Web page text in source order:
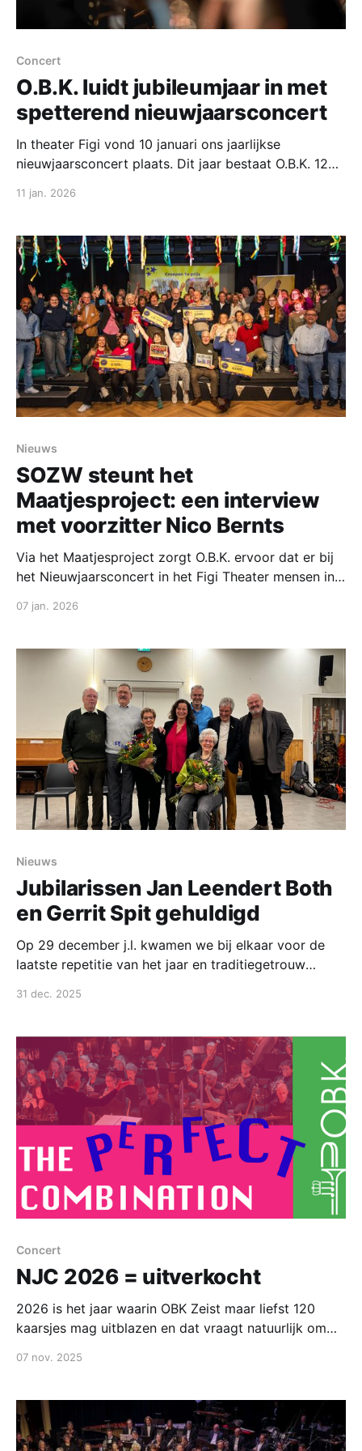
Concert
O.B.K. luidt jubileumjaar in met
spetterend nieuwjaarsconcert
In theater Figi vond 10 januari ons jaarlijkse
nieuwjaarsconcert plaats. Dit jaar bestaat O.B.K. 120
spetterend optreden voor een uitverkochte zaal.
geïnteresseerden was onder de genodigden Joyce
Langenacker, burgemeester van Zeist, aanwezig. Ook
11 jan. 2026
Nieuws
SOZW steunt het
Maatjesproject: een interview
met voorzitter Nico Bernts
Via het Maatjesproject zorgt O.B.K. ervoor dat er bij
het Nieuwjaarsconcert in het Figi Theater mensen in
kunnen veroorloven. Wij geloven dat cultuur
wij ondersteuning bij dit project. In
07 jan. 2026
Nieuws
Jubilarissen Jan Leendert Both
en Gerrit Spit gehuldigd
Op 29 december j.l. kwamen we bij elkaar voor de
laatste repetitie van het jaar en traditiegetrouw
lidmaatschap van onze prachtige muziekvereniging.
Uit handen van
31 dec. 2025
Concert
NJC 2026 = uitverkocht
2026 is het jaar waarin OBK Zeist maar liefst 120
kaarsjes mag uitblazen en dat vraagt natuurlijk om
OBK Zeist is inmiddels al aan de 39ste editie toe en
Bellefroid brengen we ook deze keer een afwisselend
07 nov. 2025